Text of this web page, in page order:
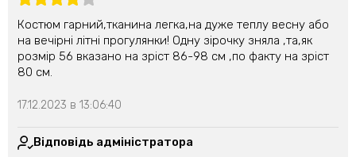
Костюм гарний,тканина легка,на дуже теплу весну або
на вечірні літні прогулянки! Одну зірочку зняла ,та,як
розмір 56 вказано на зріст 86-98 см ,по факту на зріст
80 см.
17.12.2023 в 13:06:40
Відповідь адміністратора